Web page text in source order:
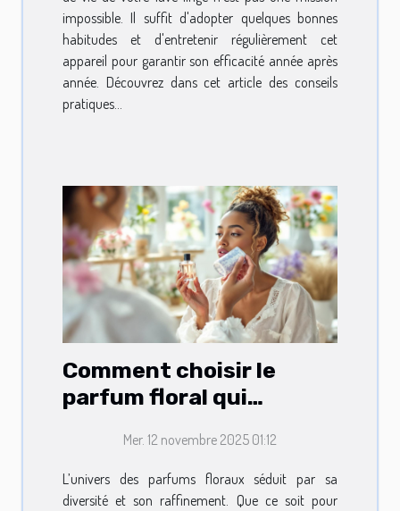
impossible. Il suffit d'adopter quelques bonnes
habitudes et d'entretenir régulièrement cet
appareil pour garantir son efficacité année après
année. Découvrez dans cet article des conseils
pratiques...
Comment choisir le
parfum floral qui
Mer. 12 novembre 2025 01:12
L’univers des parfums floraux séduit par sa
diversité et son raffinement. Que ce soit pour